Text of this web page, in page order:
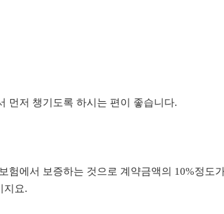
먼저 챙기도록 하시는 편이 좋습니다.
험에서 보증하는 것으로 계약금액의 10%정도
지요.